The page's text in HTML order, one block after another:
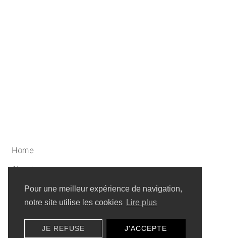
Pour une meilleur expérience de navigation,
notre site utilise les cookies Lire plus
JE REFUSE J'ACCEPTE
Home
About
Artists
Privacy policy
Sitemap